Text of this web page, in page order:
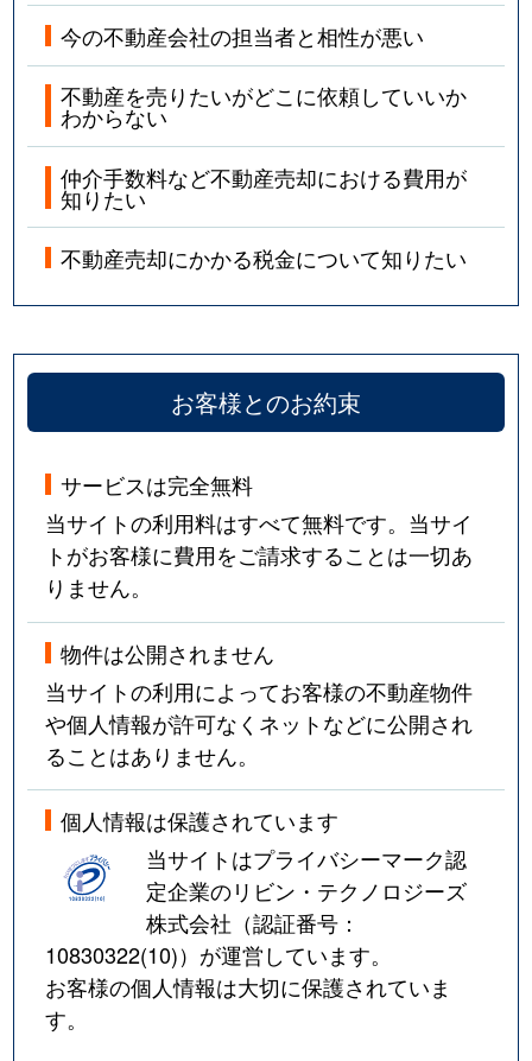
今の不動産会社の担当者と相性が悪い
不動産を売りたいがどこに依頼していいか
わからない
仲介手数料など不動産売却における費用が
知りたい
不動産売却にかかる税金について知りたい
お客様とのお約束
サービスは完全無料
当サイトの利用料はすべて無料です。当サイ
トがお客様に費用をご請求することは一切あ
りません。
物件は公開されません
当サイトの利用によってお客様の不動産物件
や個人情報が許可なくネットなどに公開され
ることはありません。
個人情報は保護されています
当サイトはプライバシーマーク認
定企業のリビン・テクノロジーズ
株式会社（認証番号：
10830322(10)）が運営しています。
お客様の個人情報は大切に保護されていま
す。